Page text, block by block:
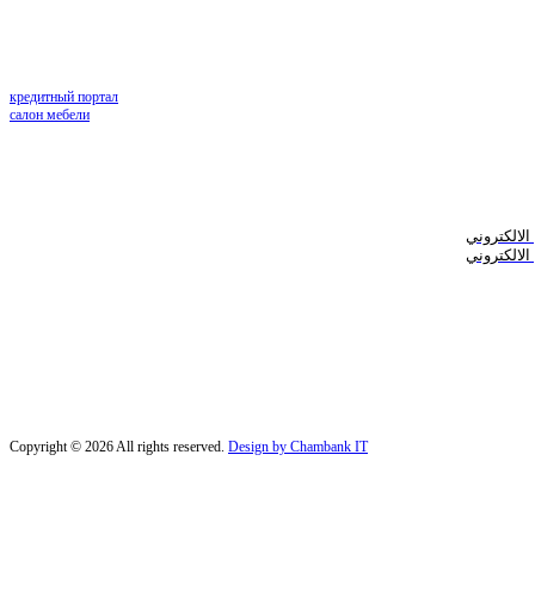
кредитный портал
салон мебели
Copyright © 2026 All rights reserved. Design by Chambank IT